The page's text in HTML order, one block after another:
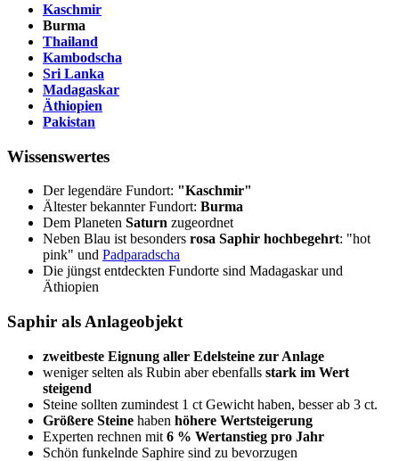
Kaschmir
Burma
Thailand
Kambodscha
Sri Lanka
Madagaskar
Äthiopien
Pakistan
Wissenswertes
Der legendäre Fundort: "Kaschmir"
Ältester bekannter Fundort: Burma
Dem Planeten Saturn zugeordnet
Neben Blau ist besonders rosa Saphir hochbegehrt: "hot
pink" und Padparadscha
Die jüngst entdeckten Fundorte sind Madagaskar und
Äthiopien
Saphir als Anlageobjekt
zweitbeste Eignung aller Edelsteine zur Anlage
weniger selten als Rubin aber ebenfalls stark im Wert
steigend
Steine sollten zumindest 1 ct Gewicht haben, besser ab 3 ct.
Größere Steine haben höhere Wertsteigerung
Experten rechnen mit 6 % Wertanstieg pro Jahr
Schön funkelnde Saphire sind zu bevorzugen